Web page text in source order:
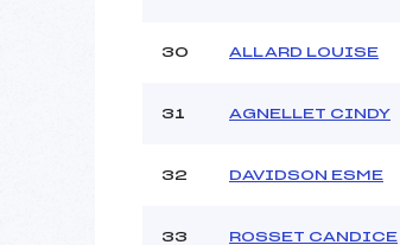
30 ALLARD LOUISE
31 AGNELLET CINDY
32 DAVIDSON ESME
33 ROSSET CANDICE